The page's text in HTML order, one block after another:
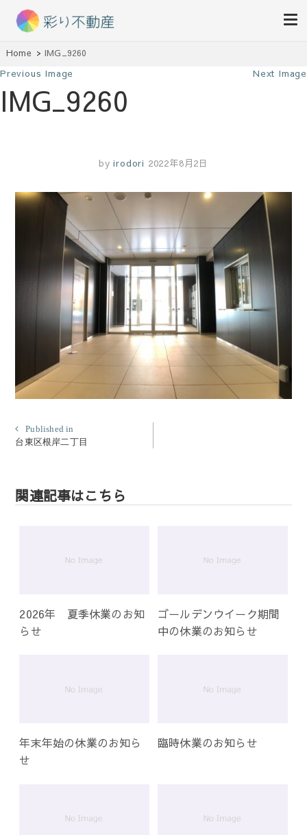
彩り不動産
Home IMG_9260
Previous Image Next Image
IMG_9260
by irodori 2022年8月2日
投
稿
ゲ
Published in
台東区根岸二丁目
関連記事はこちら
2026年 夏季休業のお知
らせ
ゴールデンウイーク期間
中の休業のお知らせ
年末年始の休業のお知ら
せ
臨時休業のお知らせ